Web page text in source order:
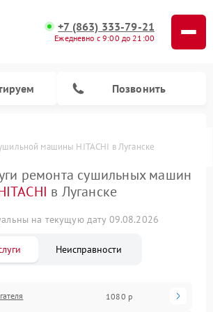
+7 (863) 333-79-21
Ежедневно с 9:00 до 21:00
Позвонить
машины HITACHI в Луганске
ремонта сушильных машин
в Луганске
на текущую дату 09.08.2026
Неисправности
1080 р